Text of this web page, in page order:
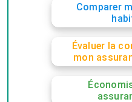
Comparer
Évaluer la
mon